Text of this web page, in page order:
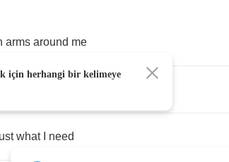
arms around me
what need
için herhangi bir kelimeye